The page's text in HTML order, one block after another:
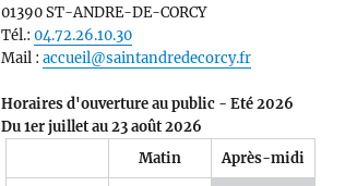
01390 ST-ANDRE-DE-CORCY
Tél.:04.72.26.10.30
Mail :accueil@saintandredecorcy.fr
Horaires d'ouverture au public - Eté 2026
Du 1er juillet au 23 août 2026
Matin
Après-midi